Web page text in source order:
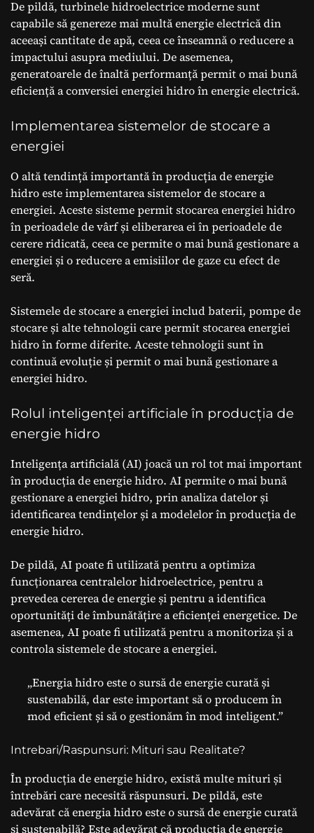
De pildă, turbinele hidroelectrice moderne sunt
capabile să genereze mai multă energie electrică din
aceeași cantitate de apă, ceea ce înseamnă o reducere a
impactului asupra mediului. De asemenea,
generatoarele de înaltă performanță permit o mai bună
eficiență a conversiei energiei hidro în energie electrică.
Implementarea sistemelor de stocare a
energiei
O altă tendință importantă în producția de energie
hidro este implementarea sistemelor de stocare a
energiei. Aceste sisteme permit stocarea energiei hidro
în perioadele de vârf și eliberarea ei în perioadele de
cerere ridicată, ceea ce permite o mai bună gestionare a
energiei și o reducere a emisiilor de gaze cu efect de
seră.
Sistemele de stocare a energiei includ baterii, pompe de
stocare și alte tehnologii care permit stocarea energiei
hidro în forme diferite. Aceste tehnologii sunt în
continuă evoluție și permit o mai bună gestionare a
energiei hidro.
Rolul inteligenței artificiale în producția de
energie hidro
Inteligența artificială (AI) joacă un rol tot mai important
în producția de energie hidro. AI permite o mai bună
gestionare a energiei hidro, prin analiza datelor și
identificarea tendințelor și a modelelor în producția de
energie hidro.
De pildă, AI poate fi utilizată pentru a optimiza
funcționarea centralelor hidroelectrice, pentru a
prevedea cererea de energie și pentru a identifica
oportunități de îmbunătățire a eficienței energetice. De
asemenea, AI poate fi utilizată pentru a monitoriza și a
controla sistemele de stocare a energiei.
„Energia hidro este o sursă de energie curată și
sustenabilă, dar este important să o producem în
mod eficient și să o gestionăm în mod inteligent.”
Intrebari/Raspunsuri: Mituri sau Realitate?
În producția de energie hidro, există multe mituri și
întrebări care necesită răspunsuri. De pildă, este
adevărat că energia hidro este o sursă de energie curată
și sustenabilă? Este adevărat că producția de energie